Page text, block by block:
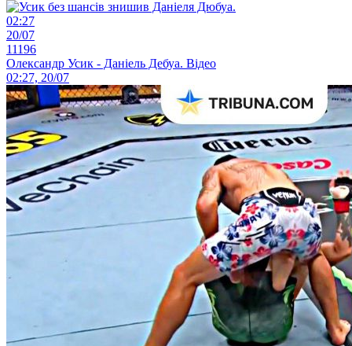
02:27
20/07
11196
Олександр Усик - Даніель Дебуа. Відео
02:27, 20/07